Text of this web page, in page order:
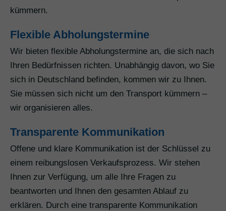
kümmern.
Flexible Abholungstermine
Wir bieten flexible Abholungstermine an, die sich nach
Ihren Bedürfnissen richten. Unabhängig davon, wo Sie
sich in Deutschland befinden, kommen wir zu Ihnen.
Sie müssen sich nicht um den Transport kümmern –
wir organisieren alles.
Transparente Kommunikation
Offene und klare Kommunikation ist der Schlüssel zu
einem reibungslosen Verkaufsprozess. Wir stehen
Ihnen zur Verfügung, um alle Ihre Fragen zu
beantworten und Ihnen den gesamten Ablauf zu
erklären. Durch eine transparente Kommunikation